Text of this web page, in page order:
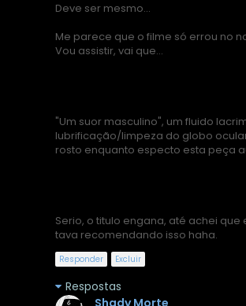
Deve ser mesmo...
Me parece que o filme só errou no
Vou assistir, vai que...
"Um suor masculino", um fluido
lubrificação/limpeza do globo
rosto enquanto especto esta peça
Serio, o titulo engana, até achei que
tava recomendando isso haha.
Responder Excluir
Respostas
Shady Morte